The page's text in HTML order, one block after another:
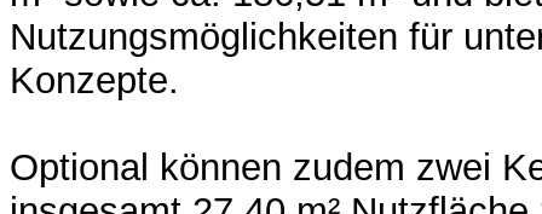
Nutzungsmöglichkeiten für
Konzepte.
Optional können zudem zwei